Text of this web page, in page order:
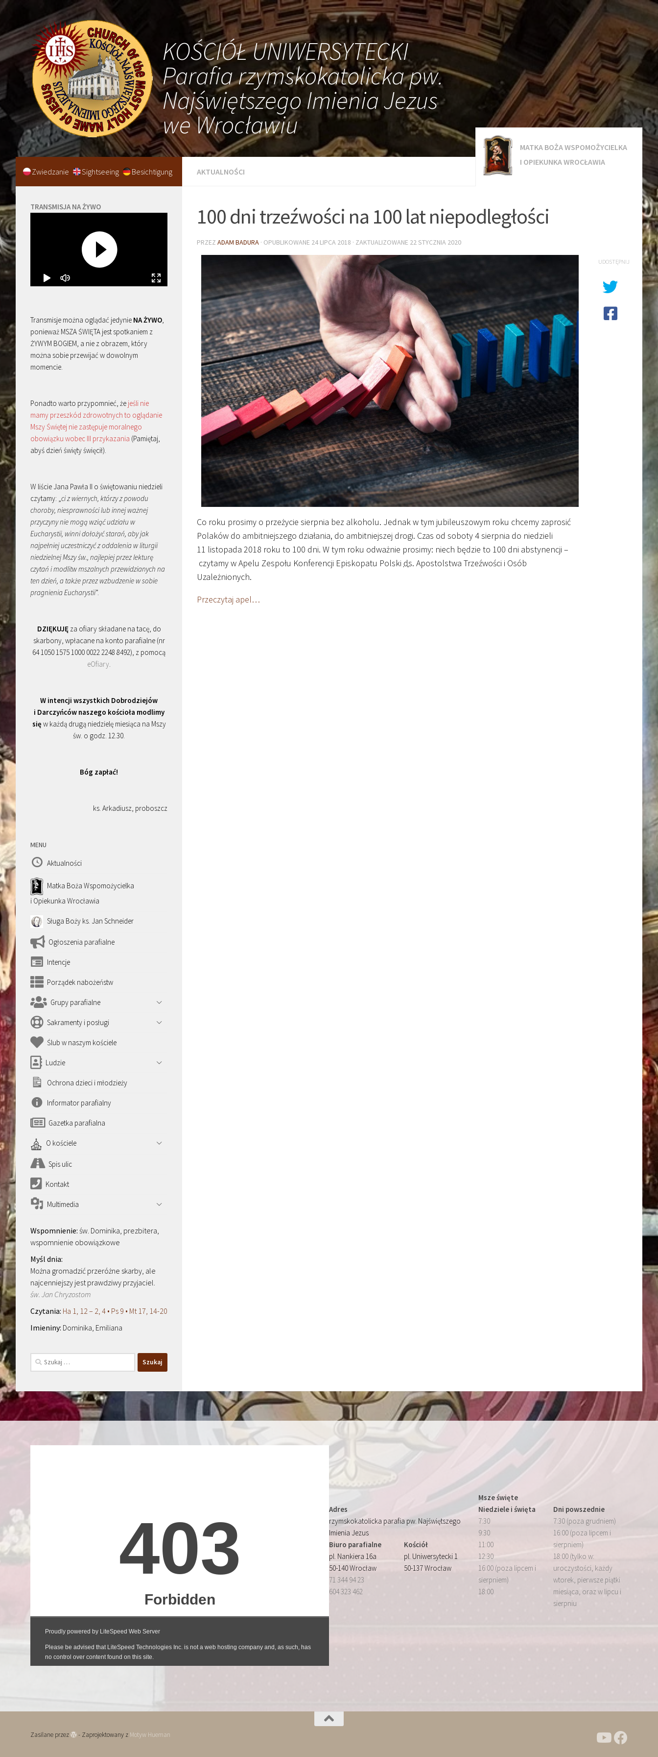
KOŚCIÓŁ UNIWERSYTECKI
Parafia rzymskokatolicka pw.
Najświętszego Imienia Jezus
we Wrocławiu
AKTUALNOŚCI
MATKA BOŻA WSPOMOŻYCIELKA
I OPIEKUNKA WROCŁAWIA
100 dni trzeźwości na 100 lat niepodległości
PRZEZ ADAM BADURA · OPUBLIKOWANE 24 LIPCA 2018 · ZAKTUALIZOWANE 22 STYCZNIA 2020
Co roku prosimy o przeżycie sierpnia bez alkoholu. Jednak w tym jubileuszowym roku chcemy zaprosić
Polaków do ambitniejszego działania, do ambitniejszej drogi. Czas od soboty 4 sierpnia do niedzieli
11 listopada 2018 roku to 100 dni. W tym roku odważnie prosimy: niech będzie to 100 dni abstynencji –
czytamy w Apelu Zespołu Konferencji Episkopatu Polski ds. Apostolstwa Trzeźwości i Osób
Uzależnionych.
Przeczytaj apel…
UDOSTĘPNIJ
Zwiedzanie Sightseeing Besichtigung
TRANSMISJA NA ŻYWO
Transmisje można oglądać jedynie NA ŻYWO,
ponieważ MSZA ŚWIĘTA jest spotkaniem z
ŻYWYM BOGIEM, a nie z obrazem, który
można sobie przewijać w dowolnym
momencie.
Ponadto warto przypomnieć, że jeśli nie
mamy przeszkód zdrowotnych to oglądanie
Mszy Świętej nie zastępuje moralnego
obowiązku wobec III przykazania (Pamiętaj,
abyś dzień święty święcił).
W liście Jana Pawła II o świętowaniu niedzieli
czytamy: „ci z wiernych, którzy z powodu
choroby, niesprawności lub innej ważnej
przyczyny nie mogą wziąć udziału w
Eucharystii, winni dołożyć starań, aby jak
najpełniej uczestniczyć z oddalenia w liturgii
niedzielnej Mszy św., najlepiej przez lekturę
czytań i modlitw mszalnych przewidzianych na
ten dzień, a także przez wzbudzenie w sobie
pragnienia Eucharystii”.
DZIĘKUJĘza ofiary składane na tacę, do
skarbony, wpłacane na konto parafialne (nr
64 1050 1575 1000 0022 2248 8492), z pomocą
eOfiary.
W intencji wszystkich Dobrodziejów
i Darczyńców naszego kościoła modlimy
się w każdą drugą niedzielę miesiąca na Mszy
św. o godz. 12.30.
Bóg zapłać!
ks. Arkadiusz, proboszcz
MENU
Aktualności
Matka Boża Wspomożycielka
i Opiekunka Wrocławia
Sługa Boży ks. Jan Schneider
Ogłoszenia parafialne
Intencje
Porządek nabożeństw
Grupy parafialne
Sakramenty i posługi
Ślub w naszym kościele
Ludzie
Ochrona dzieci i młodzieży
Informator parafialny
Gazetka parafialna
O kościele
Spis ulic
Kontakt
Multimedia
św. Dominika, prezbitera,
wspomnienie obowiązkowe
Można gromadzić przeróżne skarby, ale
najcenniejszy jest prawdziwy przyjaciel.
św. Jan Chryzostom
Ha 1, 12 – 2, 4 • Ps 9 • Mt 17, 14-20
Dominika, Emiliana
Szukaj:
Adres
rzymskokatolicka parafia pw. Najświętszego
Imienia Jezus
Biuro parafialne
pl. Nankiera 16a
50-140 Wrocław
71 344 94 23
604 323 462
Kościół
pl. Uniwersytecki 1
50-137 Wrocław
Msze święte
Niedziele i święta
7:30
9:30
11:00
12:30
16:00 (poza lipcem i
sierpniem)
18:00
Dni powszednie
7:30 (poza grudniem)
16:00 (poza lipcem i
sierpniem)
18:00 (tylko w:
uroczystości, każdy
wtorek, pierwsze piątki
miesiąca, oraz w lipcu i
sierpniu
Zasilane przez - Zaprojektowany z Motyw Hueman